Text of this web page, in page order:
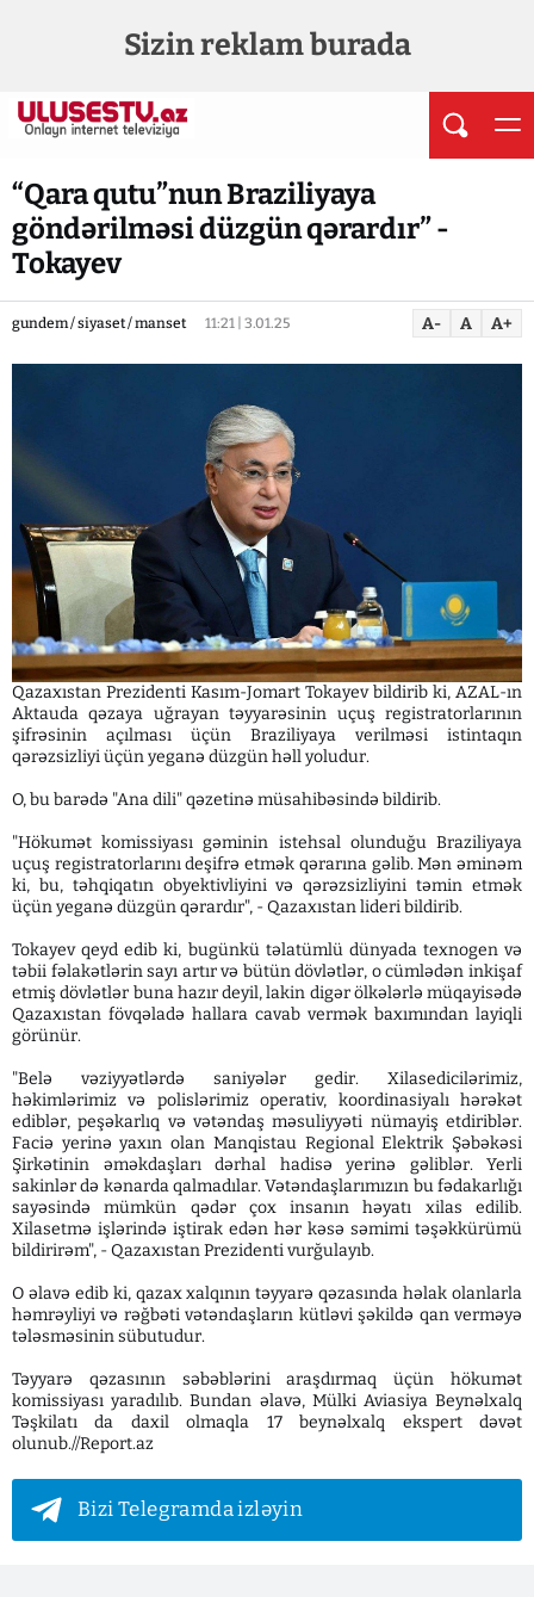
Sizin reklam burada
“Qara qutu”nun Braziliyaya
göndərilməsi düzgün qərardır” -
Tokayev
gundem / siyaset / manset 11:21 | 3.01.25 A- A A+
Qazaxıstan Prezidenti Kasım-Jomart Tokayev bildirib ki, AZAL-ın
Aktauda qəzaya uğrayan təyyarəsinin uçuş registratorlarının
şifrəsinin açılması üçün Braziliyaya verilməsi istintaqın
qərəzsizliyi üçün yeganə düzgün həll yoludur.
O, bu barədə "Ana dili" qəzetinə müsahibəsində bildirib.
"Hökumət komissiyası gəminin istehsal olunduğu Braziliyaya
uçuş registratorlarını deşifrə etmək qərarına gəlib. Mən əminəm
ki, bu, təhqiqatın obyektivliyini və qərəzsizliyini təmin etmək
üçün yeganə düzgün qərardır", - Qazaxıstan lideri bildirib.
Tokayev qeyd edib ki, bugünkü təlatümlü dünyada texnogen və
təbii fəlakətlərin sayı artır və bütün dövlətlər, o cümlədən inkişaf
etmiş dövlətlər buna hazır deyil, lakin digər ölkələrlə müqayisədə
Qazaxıstan fövqəladə hallara cavab vermək baxımından layiqli
görünür.
"Belə vəziyyətlərdə saniyələr gedir. Xilasedicilərimiz,
həkimlərimiz və polislərimiz operativ, koordinasiyalı hərəkət
ediblər, peşəkarlıq və vətəndaş məsuliyyəti nümayiş etdiriblər.
Faciə yerinə yaxın olan Manqistau Regional Elektrik Şəbəkəsi
Şirkətinin əməkdaşları dərhal hadisə yerinə gəliblər. Yerli
sakinlər də kənarda qalmadılar. Vətəndaşlarımızın bu fədakarlığı
sayəsində mümkün qədər çox insanın həyatı xilas edilib.
Xilasetmə işlərində iştirak edən hər kəsə səmimi təşəkkürümü
bildirirəm", - Qazaxıstan Prezidenti vurğulayıb.
O əlavə edib ki, qazax xalqının təyyarə qəzasında həlak olanlarla
həmrəyliyi və rəğbəti vətəndaşların kütləvi şəkildə qan verməyə
tələsməsinin sübutudur.
Təyyarə qəzasının səbəblərini araşdırmaq üçün hökumət
komissiyası yaradılıb. Bundan əlavə, Mülki Aviasiya Beynəlxalq
Təşkilatı da daxil olmaqla 17 beynəlxalq ekspert dəvət
olunub.//Report.az
Bizi Telegramda izləyin